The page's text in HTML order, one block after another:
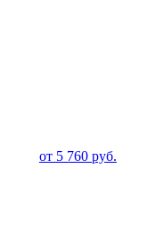
от 5 760 руб.